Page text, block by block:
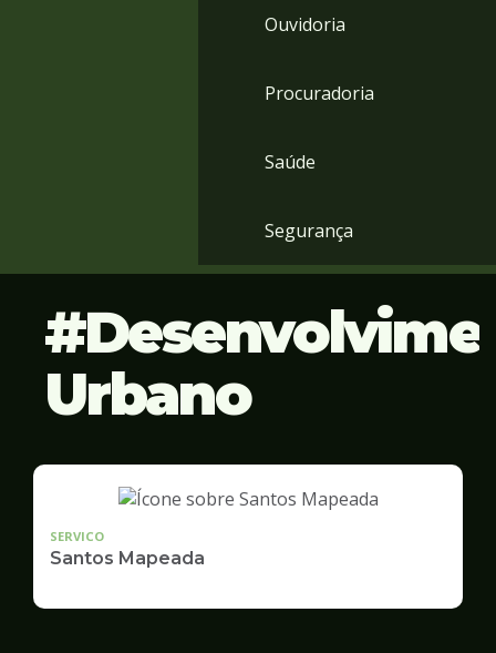
Ouvidoria
Procuradoria
Saúde
Segurança
Urbano
SERVICO
Santos Mapeada